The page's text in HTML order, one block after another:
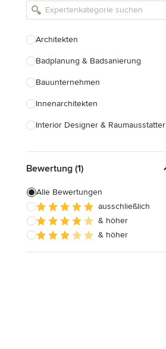
Architekten
Badplanung & Badsanierung
Bauunternehmen
Innenarchitekten
Interior Designer & Raumausstatter
Landschaftsarchitekten
Armaturen & Sanitärbedarf
Beleuchtung
Einbauschränke
Bewertung (1)
Alle Bewertungen
ausschließlich
& höher
& höher